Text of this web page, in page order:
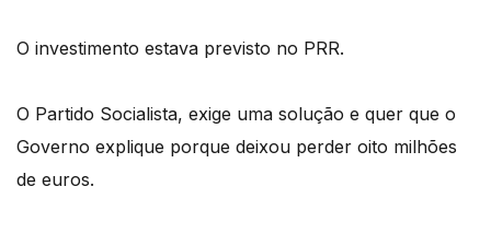
O investimento estava previsto no PRR.
O Partido Socialista, exige uma solução e quer que o
Governo explique porque deixou perder oito milhões
de euros.